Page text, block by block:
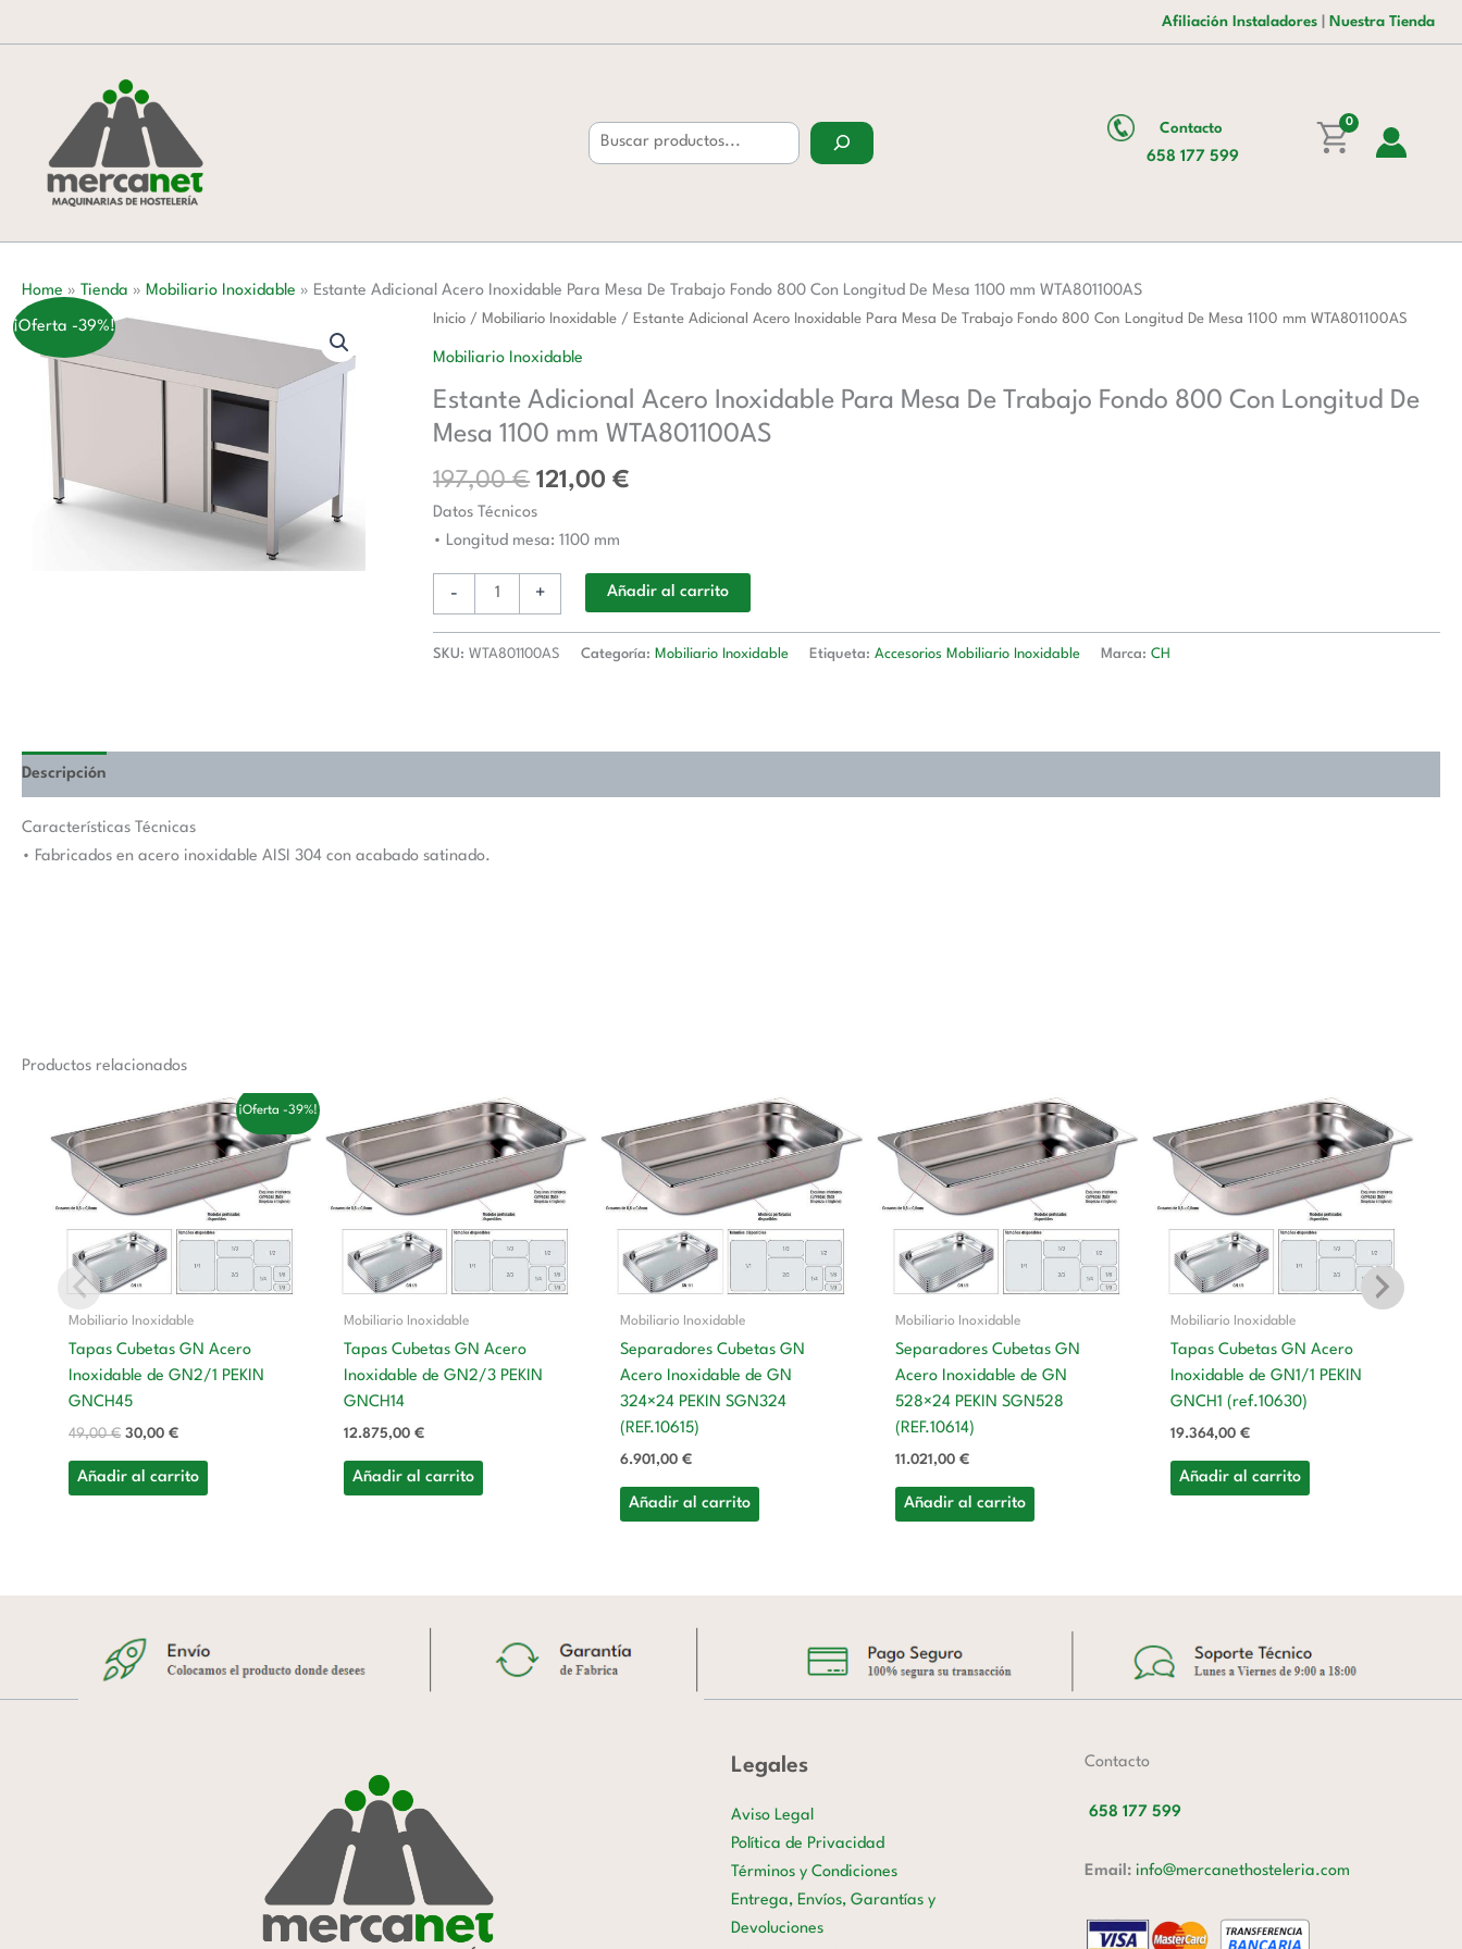
al
Afiliación Instaladores Nuestra Tienda
Contacto
658 177 599
0
Home » Tienda » Mobiliario Inoxidable » Estante Adicional Acero Inoxidable Para Mesa De Trabajo Fondo 800 Con Longitud De Mesa 1100 mm WTA801100AS
¡Oferta -39%! Inicio / Mobiliario Inoxidable / Estante Adicional Acero Inoxidable Para Mesa De Trabajo Fondo 800 Con Longitud De Mesa 1100 mm WTA801100AS
Mobiliario Inoxidable
Estante Adicional Acero Inoxidable Para Mesa De Trabajo Fondo 800 Con Longitud De
Mesa 1100 mm WTA801100AS
197,00€
El
precio
era:
197,00 €.
121,00€
El
es:
121,00 €.
Datos Técnicos
• Longitud mesa: 1100 mm
-
Estante
Inoxidable
Para
De
Trabajo
Fondo
800
Longitud
De
cantidad
+ Añadir al carrito
SKU:WTA801100AS Categoría: Mobiliario Inoxidable Etiqueta:Accesorios Mobiliario Inoxidable Marca:CH
Descripción
Características Técnicas
• Fabricados en acero inoxidable AISI 304 con acabado satinado.
Productos relacionados
¡Oferta -39%!
Mobiliario Inoxidable
Tapas Cubetas GN Acero
Inoxidable de GN2/1 PEKIN
GNCH45
49,00€
precio
original
era:
49,00 €.
30,00€
precio
actual
30,00 €.
Añadir al carrito
Mobiliario Inoxidable
Tapas Cubetas GN Acero
Inoxidable de GN2/3 PEKIN
GNCH14
12.875,00€
Añadir al carrito
Mobiliario Inoxidable
Separadores Cubetas GN
Acero Inoxidable de GN
324×24 PEKIN SGN324
(REF.10615)
6.901,00 €
Añadir al carrito
Mobiliario Inoxidable
Separadores Cubetas GN
Acero Inoxidable de GN
528×24 PEKIN SGN528
(REF.10614)
11.021,00 €
Añadir al carrito
Mobiliario Inoxidable
Tapas Cubetas GN Acero
Inoxidable de GN1/1 PEKIN
GNCH1 (ref.10630)
19.364,00 €
Añadir al carrito
Legales
Aviso Legal
Política de Privacidad
Términos y Condiciones
Entrega, Envíos, Garantías y
Devoluciones
Contacto
658 177 599
Email: info@mercanethosteleria.com
Trabajo
Fondo
Mesa
1100
cantidad